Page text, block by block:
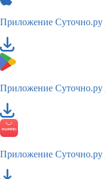
Приложение Суточно.ру
Приложение Суточно.ру
Приложение Суточно.ру